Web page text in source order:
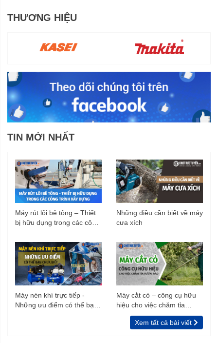
THƯƠNG HIỆU
TIN MỚI NHẤT
Máy rút lõi bê tông – Thiết
bị hữu dụng trong các công
Những điều cần biết về máy
cưa xích
Máy nén khí trực tiếp -
Những ưu điểm có thể bạn
Máy cắt cỏ – công cụ hữu
hiệu cho việc chăm tỉa
vườn, rào
Xem tất cả bài viết